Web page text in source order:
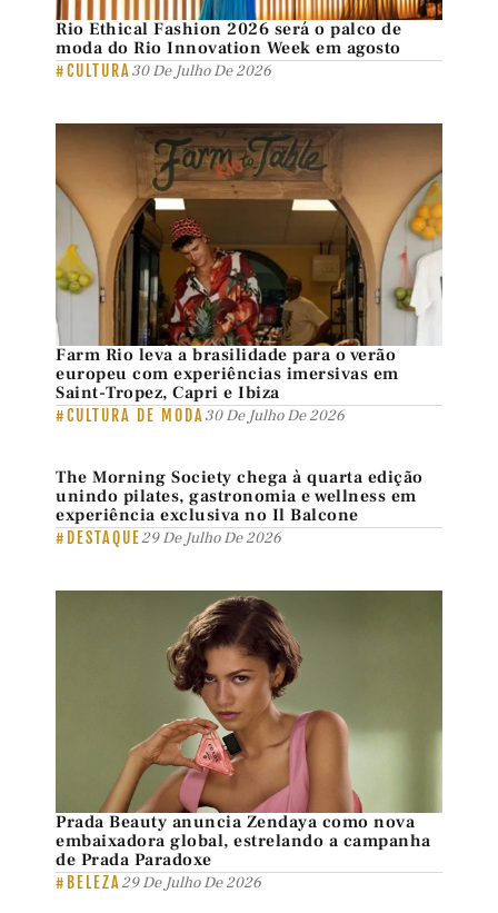
Rio Ethical Fashion 2026 será o palco de
moda do Rio Innovation Week em agosto
#CULTURA30 De Julho De 2026
Farm Rio leva a brasilidade para o verão
europeu com experiências imersivas em
Saint-Tropez, Capri e Ibiza
#CULTURA DE MODA30 De Julho De 2026
The Morning Society chega à quarta edição
unindo pilates, gastronomia e wellness em
experiência exclusiva no Il Balcone
#DESTAQUE29 De Julho De 2026
Prada Beauty anuncia Zendaya como nova
embaixadora global, estrelando a campanha
de Prada Paradoxe
#BELEZA29 De Julho De 2026